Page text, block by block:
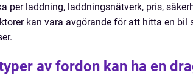
per laddning, laddningsnätverk, pris,
kan vara avgörande för att hitta en bil
av fordon kan ha en